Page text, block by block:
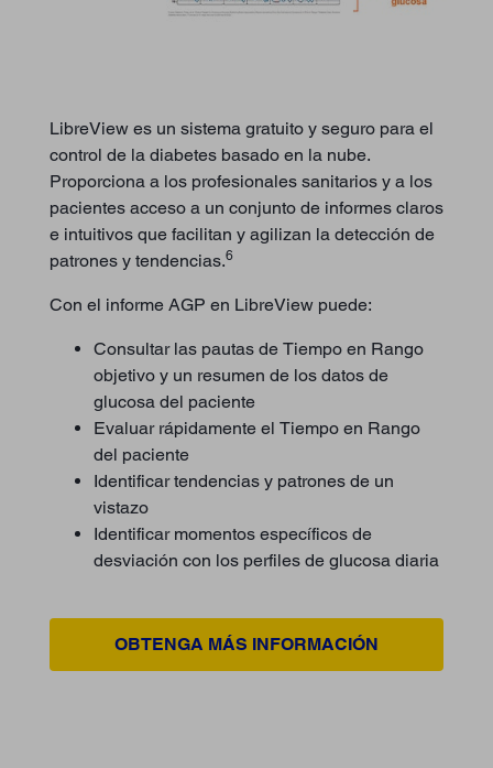
LibreView es un sistema gratuito y seguro para el
control de la diabetes basado en la nube.
Proporciona a los profesionales sanitarios y a los
pacientes acceso a un conjunto de informes claros
e intuitivos que facilitan y agilizan la detección de
patrones y tendencias.6
Con el informe AGP en LibreView puede:
Consultar las pautas de Tiempo en Rango
objetivo y un resumen de los datos de
glucosa del paciente
Evaluar rápidamente el Tiempo en Rango
del paciente
Identificar tendencias y patrones de un
vistazo
Identificar momentos específicos de
desviación con los perfiles de glucosa diaria
OBTENGA MÁS INFORMACIÓN